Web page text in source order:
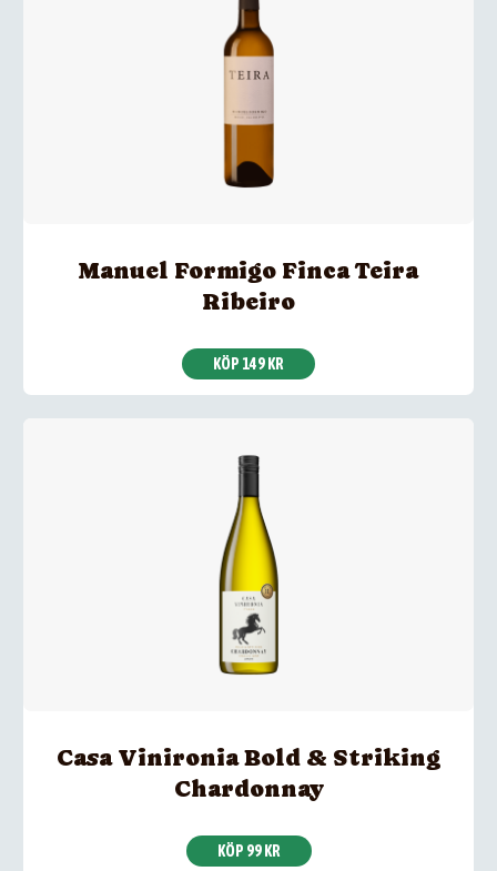
Manuel Formigo Finca Teira
Ribeiro
KÖP 149 KR
Casa Vinironia Bold & Striking
Chardonnay
KÖP 99 KR